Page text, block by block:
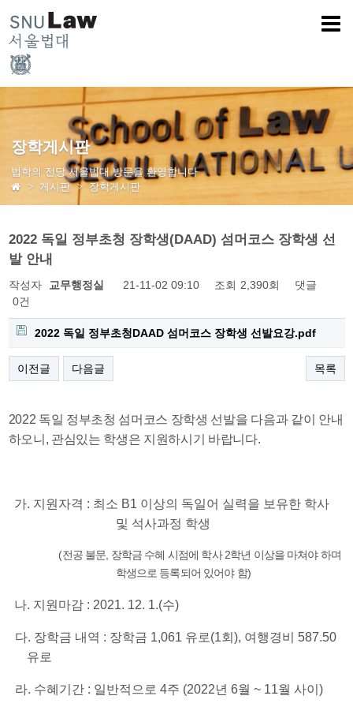
장학게시판
법학의 전당 서울법대 방문을 환영합니다
게시판
장학게시판
2022 독일 정부초청 장학생(DAAD) 섬머코스 장학생 선
발 안내
작성자 교무행정실 21-11-02 09:10 조회 2,390회
댓글
0건
2022 독일 정부초청DAAD 섬머코스 장학생 선발요강.pdf
이전글 다음글 목록
2022 독일 정부초청 섬머코스 장학생 선발을 다음과 같이 안내
하오니, 관심있는 학생은 지원하시기 바랍니다.
가. 지원자격 : 최소 B1 이상의 독일어 실력을 보유한 학사
및 석사과정 학생
(전공 불문, 장학금 수혜 시점에 학사 2학년 이상을 마쳐야 하며
학생으로 등록되어 있어야 함)
나. 지원마감 : 2021. 12. 1.(수)
다. 장학금 내역 : 장학금 1,061 유로(1회), 여행경비 587.50
유로
라. 수혜기간 : 일반적으로 4주 (2022년 6월 ~ 11월 사이)